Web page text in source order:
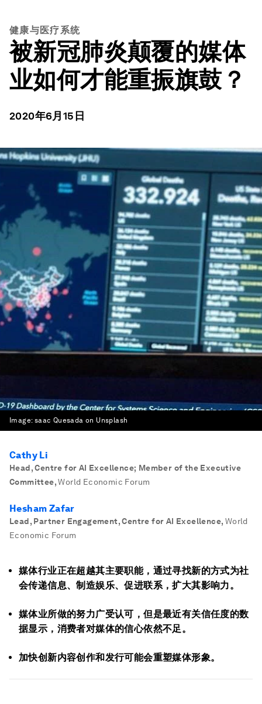
健康与医疗系统
被新冠肺炎颠覆的媒体
业如何才能重振旗鼓？
2020年6月15日
Image: saac Quesada on Unsplash
Cathy Li
Head, Centre for AI Excellence; Member of the Executive
Committee, World Economic Forum
Hesham Zafar
Lead, Partner Engagement, Centre for AI Excellence, World
Economic Forum
媒体行业正在超越其主要职能，通过寻找新的方式为社
会传递信息、制造娱乐、促进联系，扩大其影响力。
媒体业所做的努力广受认可，但是最近有关信任度的数
据显示，消费者对媒体的信心依然不足。
加快创新内容创作和发行可能会重塑媒体形象。